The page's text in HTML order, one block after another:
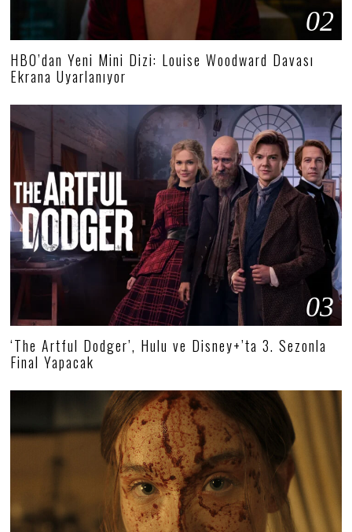
02
HBO’dan Yeni Mini Dizi: Louise Woodward Davası
Ekrana Uyarlanıyor
03
‘The Artful Dodger’, Hulu ve Disney+’ta 3. Sezonla
Final Yapacak